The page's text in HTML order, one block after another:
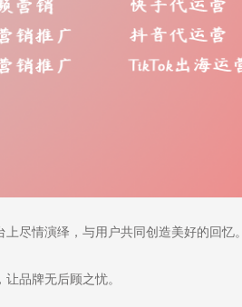
尽情演绎，与用户共同创造美好的回忆。
品牌无后顾之忧。